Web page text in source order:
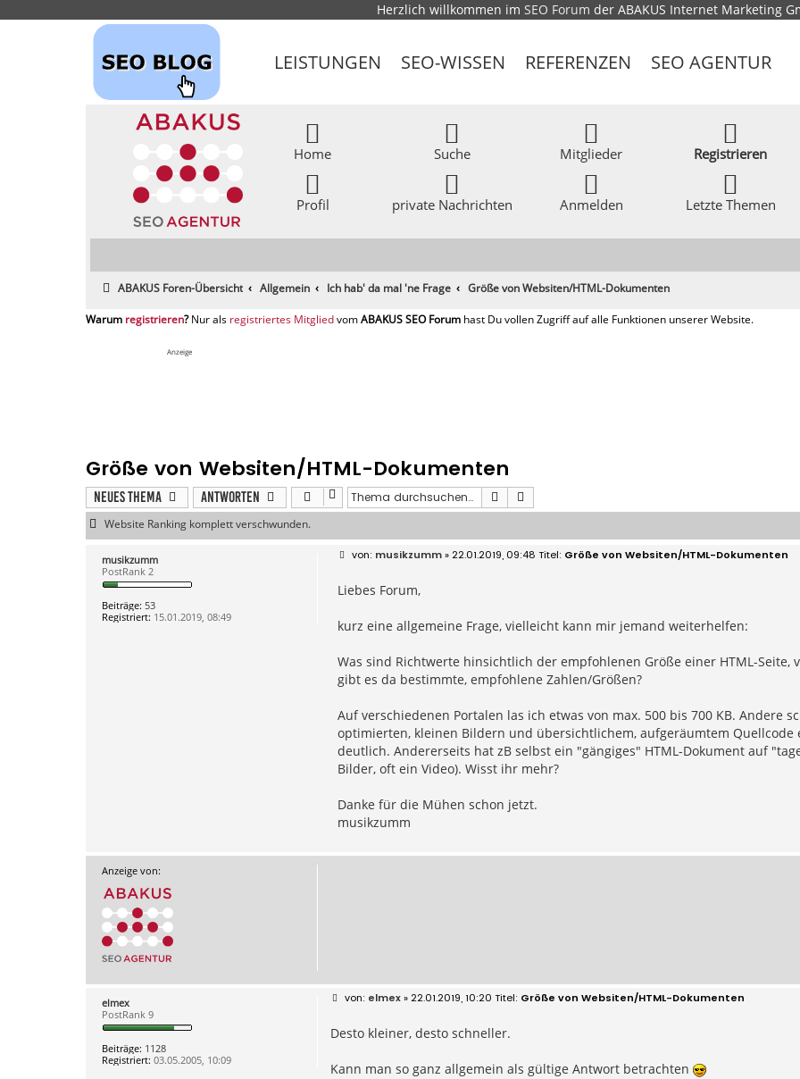
Herzlich willkommen im SEO Forum der ABAKUS Internet Marketing
LEISTUNGEN SEO-WISSEN REFERENZEN SEO AGENTUR
Home
Profil
Suche
private Nachrichten
Mitglieder
Anmelden
Registrieren
Letzte Themen
ABAKUS Foren-Übersicht Allgemein Ich hab' da mal 'ne Frage Größe von Websiten/HTML-Dokumenten
registrieren registriertes Mitglied
Anzeige
Größe von Websiten/HTML-Dokumenten
Neues Thema Antworten Suche
Website Ranking komplett verschwunden.
musikzumm
PostRank 2
Beiträge: 53
Registriert: 15.01.2019, 08:49
B
t
g
musikzumm» 22.01.2019, 09:48 Größe von Websiten/HTML-Dokumenten
Liebes Forum,
kurz eine allgemeine Frage, vielleicht kann mir jemand weiterhelfen:
Was sind Richtwerte hinsichtlich der empfohlenen Größe einer HTML-Seite,
gibt es da bestimmte, empfohlene Zahlen/Größen?
Auf verschiedenen Portalen las ich etwas von max. 500 bis 700 KB. Andere
optimierten, kleinen Bildern und übersichtlichem, aufgeräumtem
deutlich. Andererseits hat zB selbst ein "gängiges" HTML-Dokument auf
Bilder, oft ein Video). Wisst ihr mehr?
Danke für die Mühen schon jetzt.
musikzumm
Anzeige von:
elmex
PostRank 9
Beiträge: 1128
Registriert: 03.05.2005, 10:09
B
t
g
elmex» 22.01.2019, 10:20 Größe von Websiten/HTML-Dokumenten
Desto kleiner, desto schneller.
Kann man so ganz allgemein als gültige Antwort betrachten